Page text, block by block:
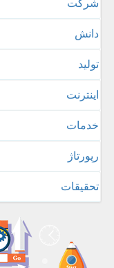
شركت
دانش
تولید
اینترنت
خدمات
رپورتاژ
تحقیقات